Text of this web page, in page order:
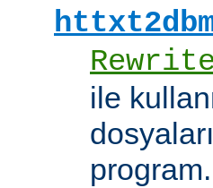
ile
program.